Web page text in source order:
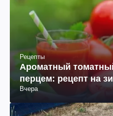
Рецепты
Ароматный
перцем: рецепт на
Вчера